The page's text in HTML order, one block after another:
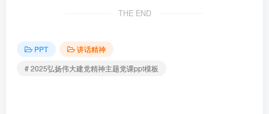
THE END
PPT
讲话精神
# 2025弘扬伟大建党精神主题党课ppt模板